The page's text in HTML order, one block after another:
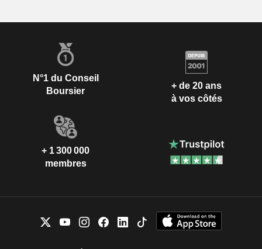
N°1 du Conseil
Boursier
+ de 20 ans
à vos côtés
+ 1 300 000
membres